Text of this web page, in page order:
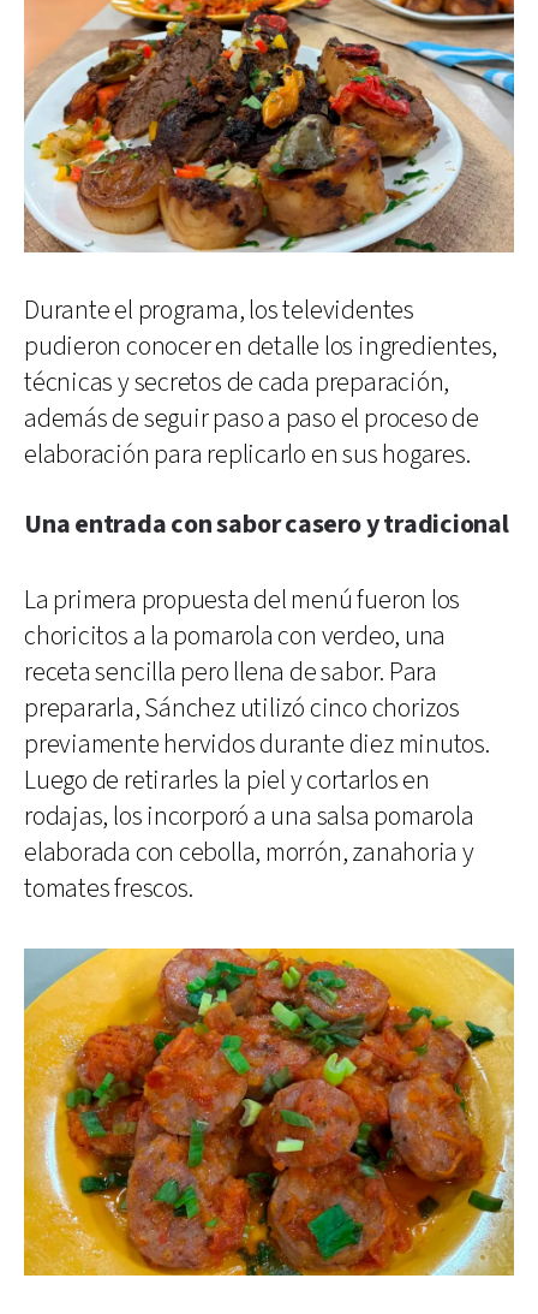
Durante el programa, los televidentes
pudieron conocer en detalle los ingredientes,
técnicas y secretos de cada preparación,
además de seguir paso a paso el proceso de
elaboración para replicarlo en sus hogares.
Una entrada con sabor casero y tradicional
La primera propuesta del menú fueron los
choricitos a la pomarola con verdeo, una
receta sencilla pero llena de sabor. Para
prepararla, Sánchez utilizó cinco chorizos
previamente hervidos durante diez minutos.
Luego de retirarles la piel y cortarlos en
rodajas, los incorporó a una salsa pomarola
elaborada con cebolla, morrón, zanahoria y
tomates frescos.